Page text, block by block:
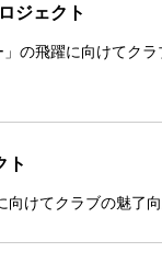
ジェクト
の飛躍に向けてク
ト
けてクラブの魅了